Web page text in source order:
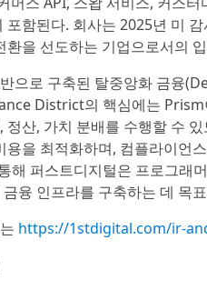
포함된다. 회사는 2025년 미
을 선도하는 기업으로서의
으로 구축된 탈중앙화 금융
District의 핵심에는
산, 가치 분배를 수행할 수
용을 최적화하며, 컴플라이언
퍼스트디지털은 프로그래
융 인프라를 구축하는 데 목
https://1stdigital.com/ir-